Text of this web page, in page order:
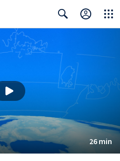
26 min